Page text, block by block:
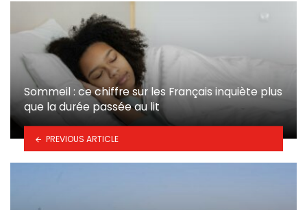
Sommeil : ce chiffre sur les Français inquiète plus
que la durée passée au lit
PREVIOUS ARTICLE